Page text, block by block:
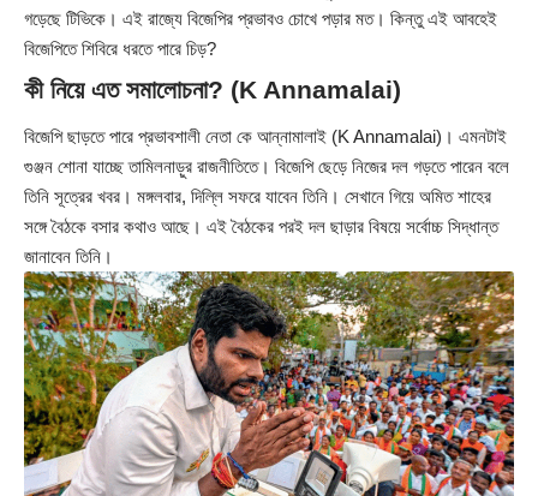
গড়েছে টিভিকে। এই রাজ্যে বিজেপির প্রভাবও চোখে পড়ার মত। কিন্তু এই আবহেই
বিজেপিতে শিবিরে ধরতে পারে চিড়?
কী নিয়ে এত সমালোচনা? (K Annamalai)
বিজেপি ছাড়তে পারে প্রভাবশালী নেতা কে আন্নামালাই (K Annamalai)। এমনটাই
গুঞ্জন শোনা যাচ্ছে তামিলনাড়ুর রাজনীতিতে। বিজেপি ছেড়ে নিজের দল গড়তে পারেন বলে
তিনি সূত্রের খবর। মঙ্গলবার, দিল্লি সফরে যাবেন তিনি। সেখানে গিয়ে অমিত শাহের
সঙ্গে বৈঠকে বসার কথাও আছে। এই বৈঠকের পরই দল ছাড়ার বিষয়ে সর্বোচ্চ সিদ্ধান্ত
জানাবেন তিনি।